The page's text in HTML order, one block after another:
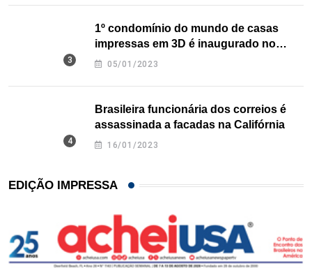
1º condomínio do mundo de casas
impressas em 3D é inaugurado no
Texas
05/01/2023
Brasileira funcionária dos correios é
assassinada a facadas na Califórnia
16/01/2023
EDIÇÃO IMPRESSA